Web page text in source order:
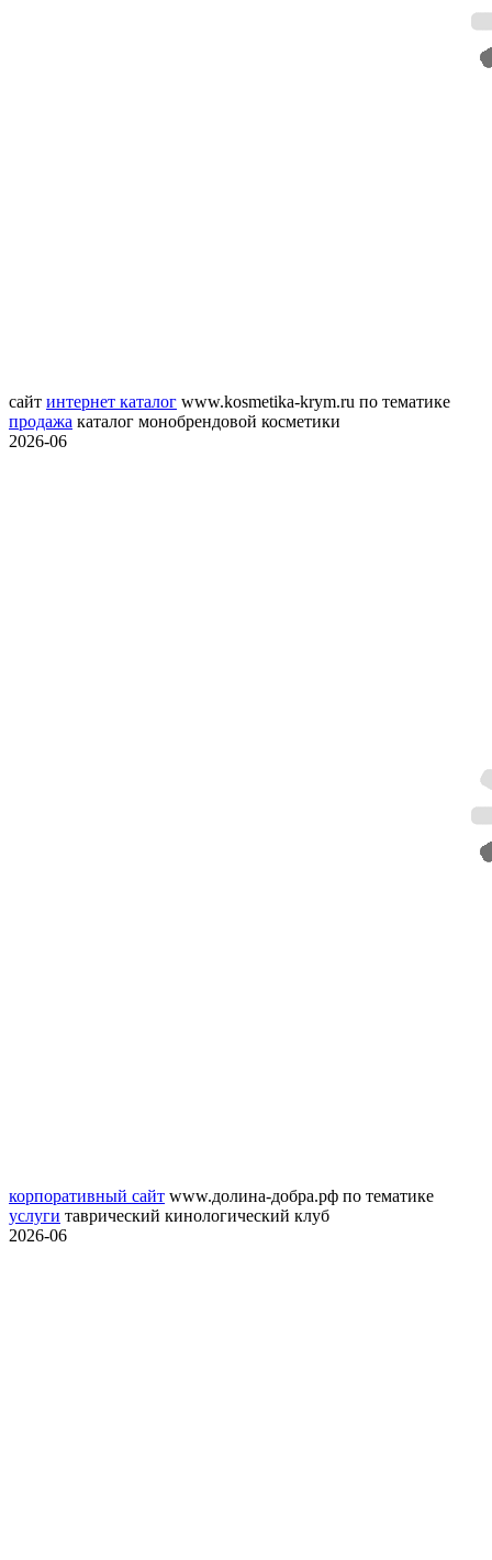
сайт интернет каталог www.kosmetika-krym.ru по тематике
продажа каталог монобрендовой косметики
2026-06
корпоративный сайт www.долина-добра.рф по тематике
услуги таврический кинологический клуб
2026-06